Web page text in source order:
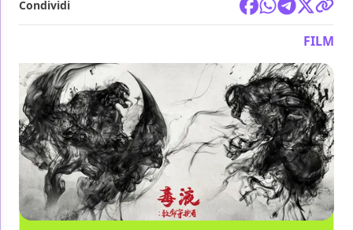
Condividi
FILM